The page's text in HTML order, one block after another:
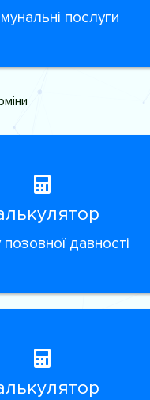
послуги
позовної давності